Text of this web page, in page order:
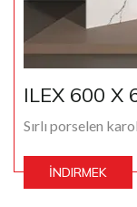
ILEX 600 X
Sırlı porselen
İNDIRMEK